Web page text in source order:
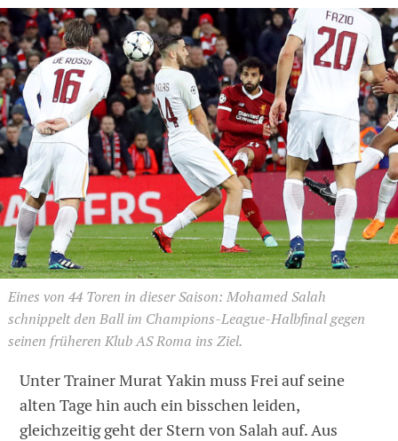
Eines von 44 Toren in dieser Saison: Mohamed Salah
schnippelt den Ball im Champions-League-Halbfinal gegen
seinen früheren Klub AS Roma ins Ziel.
Unter Trainer Murat Yakin muss Frei auf seine
alten Tage hin auch ein bisschen leiden,
gleichzeitig geht der Stern von Salah auf. Aus